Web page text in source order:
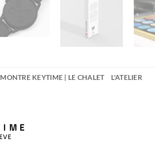
MONTRE KEYTIME | LE CHALET L'ATELIER